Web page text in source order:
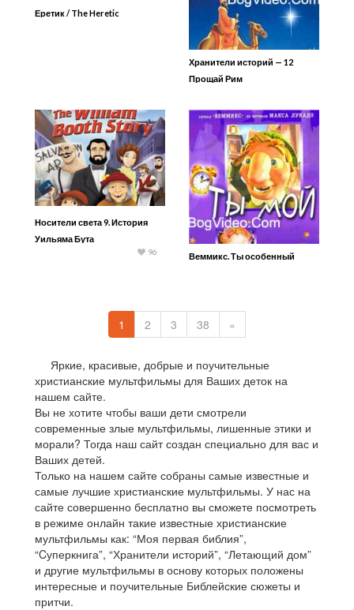
Еретик / The Heretic
Хранители историй — 12
Прощай Рим
Носители света 9. История
Уильяма Бута
96 Веммикс. Ты особенный
1 2 3 38 »
Яркие, красивые, добрые и поучительные
христианские мультфильмы для Ваших деток на
нашем сайте.
Вы не хотите чтобы ваши дети смотрели
современные злые мультфильмы, лишенные этики и
морали? Тогда наш сайт создан специально для вас и
Ваших детей.
Только на нашем сайте собраны самые известные и
самые лучшие христианские мультфильмы. У нас на
сайте совершенно бесплатно вы сможете посмотреть
в режиме онлайн такие известные христианские
мультфильмы как: “Моя первая библия”,
“Cуперкнига”, “Хранители историй”, “Летающий дом”
и другие мультфильмы в основу которых положены
интересные и поучительные Библейские сюжеты и
притчи.